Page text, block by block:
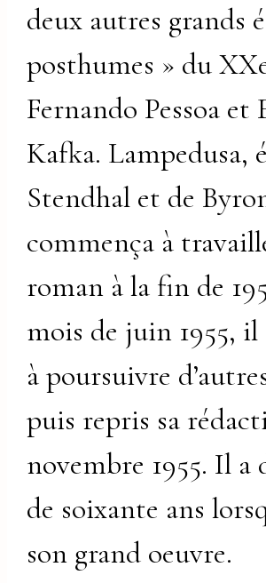
deux autres grands
posthumes » du
Fernando Pessoa et
Kafka. Lampedusa,
Stendhal et de
commença à
roman à la fin de
mois de juin 1955, il
à poursuivre
puis repris sa
novembre 1955. Il a
de soixante ans
son grand oeuvre.